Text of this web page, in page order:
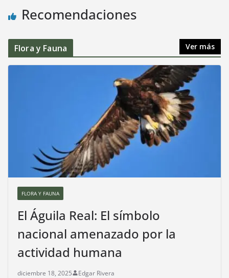
Recomendaciones
Flora y Fauna Ver más
FLORA Y FAUNA
El Águila Real: El símbolo
nacional amenazado por la
actividad humana
diciembre 18, 2025 Edgar Rivera